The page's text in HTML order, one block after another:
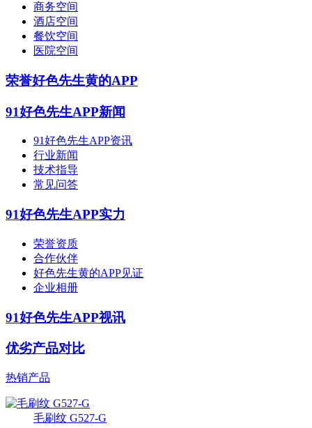
商务空间
酒店空间
餐饮空间
医院空间
荣誉好色先生黄的APP
91好色先生APP新闻
91好色先生APP资讯
行业新闻
技术指导
常见问答
91好色先生APP实力
荣誉资质
合作伙伴
好色先生黄的APP见证
企业相册
91好色先生APP视讯
优劣产品对比
热销产品
毛刷纹 G527-G